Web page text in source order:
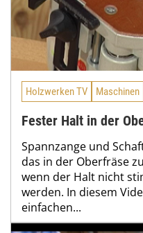
Holzwerken TV Maschinen
Fester Halt in der
Spannzange und
das in der Oberfräse
wenn der Halt nicht
werden. In diesem
einfachen...